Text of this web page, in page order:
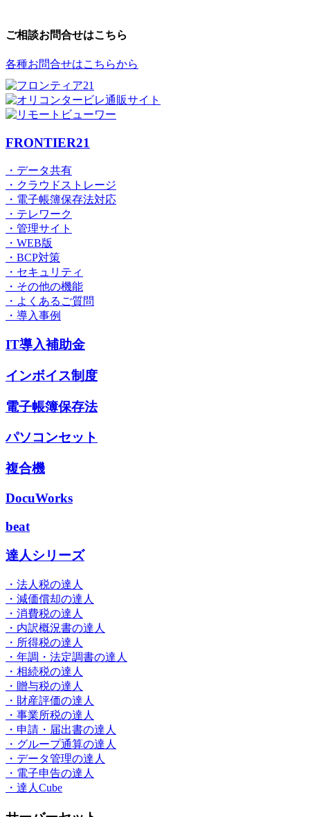
ご相談お問合せはこちら
各種お問合せはこちらから
FRONTIER21
・データ共有
・クラウドストレージ
・電子帳簿保存法対応
・テレワーク
・管理サイト
・WEB版
・BCP対策
・セキュリティ
・その他の機能
・よくあるご質問
・導入事例
IT導入補助金
インボイス制度
電子帳簿保存法
パソコンセット
複合機
DocuWorks
beat
達人シリーズ
・法人税の達人
・減価償却の達人
・消費税の達人
・内訳概況書の達人
・所得税の達人
・年調・法定調書の達人
・相続税の達人
・贈与税の達人
・財産評価の達人
・事業所税の達人
・申請・届出書の達人
・グループ通算の達人
・データ管理の達人
・電子申告の達人
・達人Cube